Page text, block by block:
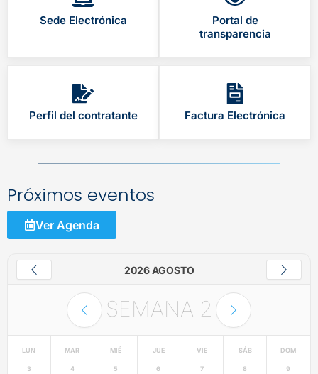
Sede Electrónica
Portal de
transparencia
Perfil del contratante Factura Electrónica
Próximos eventos
Ver Agenda
2026 AGOSTO
SEMANA 2
LUN
3
MAR
4
MIÉ
5
JUE
6
VIE
7
SÁB
8
DOM
9